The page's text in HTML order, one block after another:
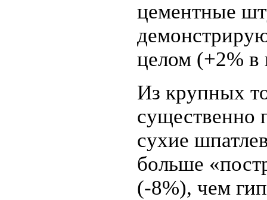
цементные
целом (+2%
Из крупных
существенно
сухие
больше
(-8%), чем